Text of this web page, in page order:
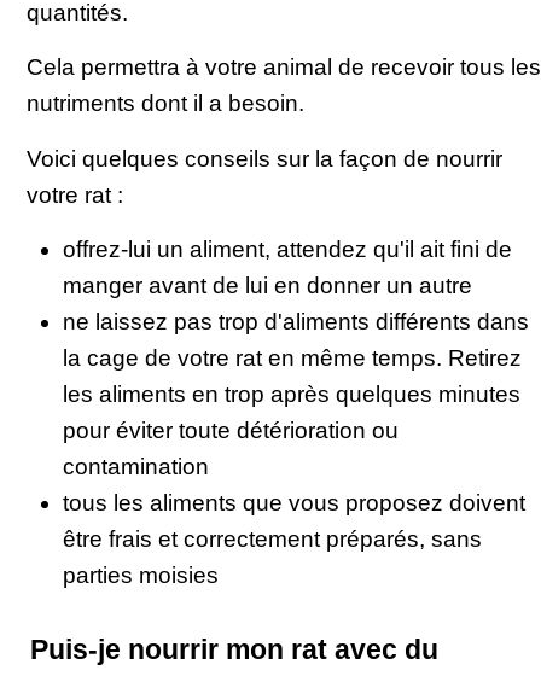
quantités.
Cela permettra à votre animal de recevoir tous les
nutriments dont il a besoin.
Voici quelques conseils sur la façon de nourrir
votre rat :
offrez-lui un aliment, attendez qu'il ait fini de
manger avant de lui en donner un autre
ne laissez pas trop d'aliments différents dans
la cage de votre rat en même temps. Retirez
les aliments en trop après quelques minutes
pour éviter toute détérioration ou
contamination
tous les aliments que vous proposez doivent
être frais et correctement préparés, sans
parties moisies
Puis-je nourrir mon rat avec du